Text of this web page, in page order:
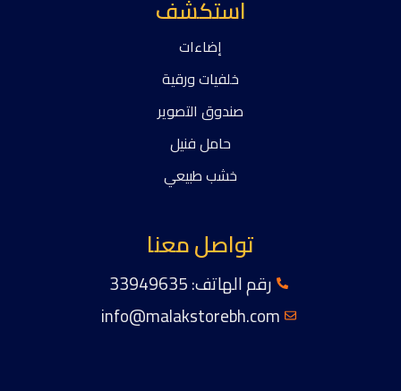
استكشف
إضاءات
خلفيات ورقية
صندوق التصوير
حامل فنيل
خشب طبيعي
تواصل معنا
رقم الهاتف: 33949635
info@malakstorebh.com